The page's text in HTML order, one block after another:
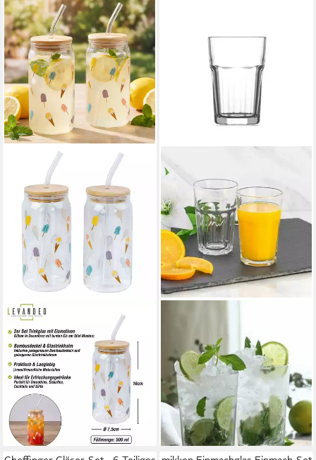
LEVANDEO®
Glas, 2er Set Trinkglas 500ml
Eis am Stiel Glas-Strohhalm
Deckel
19,99 €
lieferbar - in 2-3 Werktagen bei dir
- Gläser mit je 365 ml –
Robust & elegant, 3-tlg., Glas,
3-teilig, 365 ml
9,95 €
UVP14,95 €
-33%
lieferbar - in 4-5 Werktagen bei dir